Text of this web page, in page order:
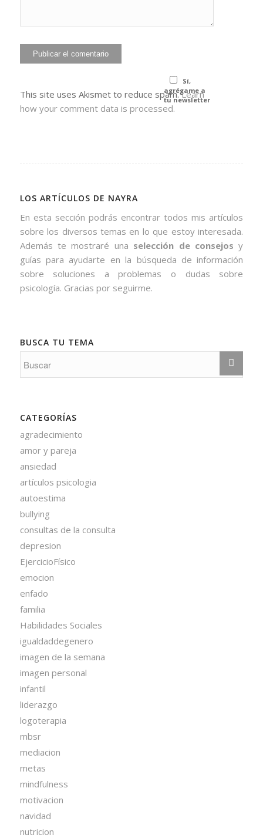
Sí,
agrégame a
tu newsletter
This site uses Akismet to reduce spam.Learn
how your comment data is processed.
LOS ARTÍCULOS DE NAYRA
En esta sección podrás encontrar todos mis artículos
sobre los diversos temas en lo que estoy interesada.
Además te mostraré una selección de consejos y
guías para ayudarte en la búsqueda de información
sobre soluciones a problemas o dudas sobre
psicología. Gracias por seguirme.
BUSCA TU TEMA
CATEGORÍAS
agradecimiento
amor y pareja
ansiedad
artículos psicologia
autoestima
bullying
consultas de la consulta
depresion
EjercicioFísico
emocion
enfado
familia
Habilidades Sociales
igualdaddegenero
imagen de la semana
imagen personal
infantil
liderazgo
logoterapia
mbsr
mediacion
metas
mindfulness
motivacion
navidad
nutricion